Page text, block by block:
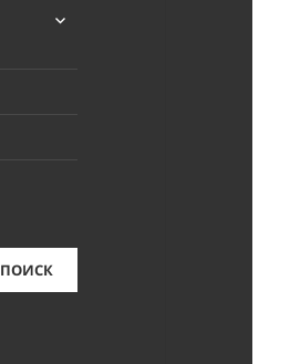
раскрыть
ПОИСК